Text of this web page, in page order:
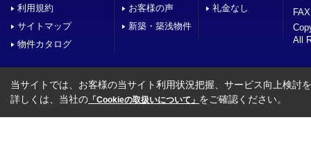
利用規約
サイトマップ
物件カタログ
お客様の声
新築・築浅物件
礼金なし
All
当サイトでは、お客様の当サイト利用状況把握、サービス向上検討
詳しくは、当社の 「Cookieの取扱いについて」 をご確認ください。